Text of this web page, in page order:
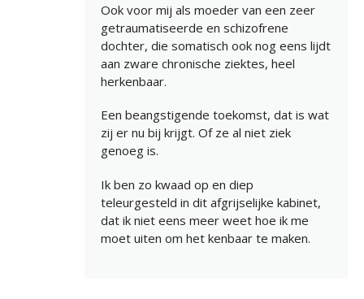
Ook voor mij als moeder van een zeer
getraumatiseerde en schizofrene
dochter, die somatisch ook nog eens lijdt
aan zware chronische ziektes, heel
herkenbaar.
Een beangstigende toekomst, dat is wat
zij er nu bij krijgt. Of ze al niet ziek
genoeg is.
Ik ben zo kwaad op en diep
teleurgesteld in dit afgrijselijke kabinet,
dat ik niet eens meer weet hoe ik me
moet uiten om het kenbaar te maken.